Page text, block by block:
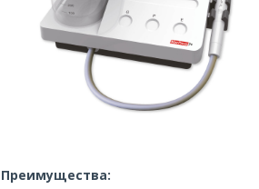
Преимущества: